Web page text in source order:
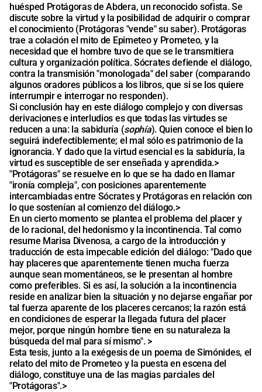
huésped Protágoras de Abdera, un reconocido sofista. Se
discute sobre la virtud y la posibilidad de adquirir o comprar
el conocimiento (Protágoras "vende" su saber). Protágoras
trae a colación el mito de Epimeteo y Prometeo, y la
necesidad que el hombre tuvo de que se le transmitiera
cultura y organización política. Sócrates defiende el diálogo,
contra la transmisión "monologada" del saber (comparando
algunos oradores públicos a los libros, que si se los quiere
interrumpir e interrogar no responden).
Si conclusión hay en este diálogo complejo y con diversas
derivaciones e interludios es que todas las virtudes se
reducen a una: la sabiduría (sophía). Quien conoce el bien lo
seguirá indefectiblemente; el mal sólo es patrimonio de la
ignorancia. Y dado que la virtud esencial es la sabiduría, la
virtud es susceptible de ser enseñada y aprendida.>
"Protágoras" se resuelve en lo que se ha dado en llamar
"ironía compleja", con posiciones aparentemente
intercambiadas entre Sócrates y Protágoras en relación con
lo que sostenían al comienzo del diálogo.>
En un cierto momento se plantea el problema del placer y
de lo racional, del hedonismo y la incontinencia. Tal como
resume Marisa Divenosa, a cargo de la introducción y
traducción de esta impecable edición del diálogo: "Dado que
hay placeres que aparentemente tienen mucha fuerza
aunque sean momentáneos, se le presentan al hombre
como preferibles. Si es así, la solución a la incontinencia
reside en analizar bien la situación y no dejarse engañar por
tal fuerza aparente de los placeres cercanos; la razón está
en condiciones de esperar la llegada futura del placer
mejor, porque ningún hombre tiene en su naturaleza la
búsqueda del mal para sí mismo". >
Esta tesis, junto a la exégesis de un poema de Simónides, el
relato del mito de Prometeo y la puesta en escena del
diálogo, constituye una de las magias parciales del
"Protágoras".>